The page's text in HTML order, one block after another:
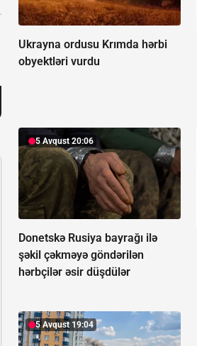
Ukrayna ordusu Krımda hərbi
obyektləri vurdu
5 Avqust 20:06
Donetskə Rusiya bayrağı ilə
şəkil çəkməyə göndərilən
hərbçilər əsir düşdülər
5 Avqust 19:04